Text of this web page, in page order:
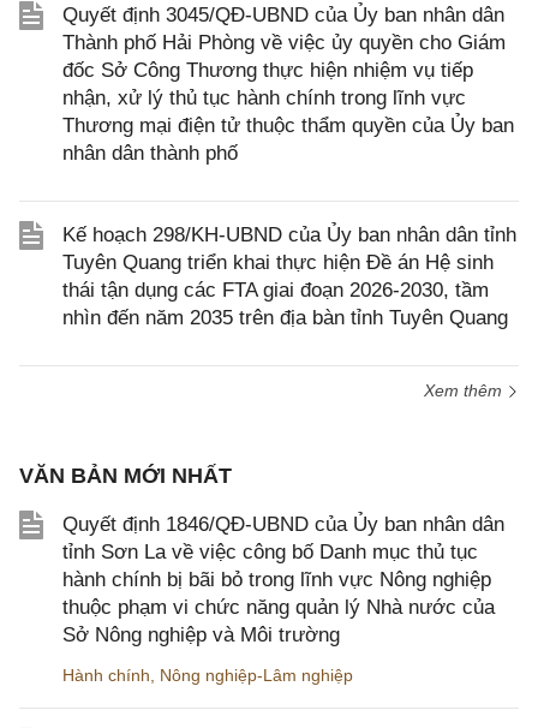
Quyết định 3045/QĐ-UBND của Ủy ban nhân dân
Thành phố Hải Phòng về việc ủy quyền cho Giám
đốc Sở Công Thương thực hiện nhiệm vụ tiếp
nhận, xử lý thủ tục hành chính trong lĩnh vực
Thương mại điện tử thuộc thẩm quyền của Ủy ban
nhân dân thành phố
Kế hoạch 298/KH-UBND của Ủy ban nhân dân tỉnh
Tuyên Quang triển khai thực hiện Đề án Hệ sinh
thái tận dụng các FTA giai đoạn 2026-2030, tầm
nhìn đến năm 2035 trên địa bàn tỉnh Tuyên Quang
Xem thêm
VĂN BẢN MỚI NHẤT
Quyết định 1846/QĐ-UBND của Ủy ban nhân dân
tỉnh Sơn La về việc công bố Danh mục thủ tục
hành chính bị bãi bỏ trong lĩnh vực Nông nghiệp
thuộc phạm vi chức năng quản lý Nhà nước của
Sở Nông nghiệp và Môi trường
Hành chính Nông nghiệp-Lâm nghiệp